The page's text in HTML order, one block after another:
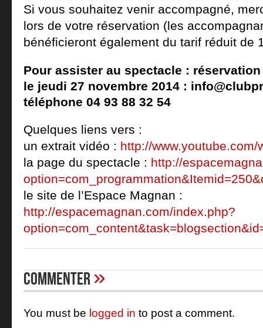
Si vous souhaitez venir accompagné,
lors de votre réservation (les
bénéficieront également du tarif réduit de
Pour assister au spectacle :
le jeudi 27 novembre 2014 :
téléphone 04 93 88 32 54
Quelques liens vers :
un extrait vidéo : http://
la page du spectacle : http://
le site de l’Espace Magnan :
http://espacemagnan.com/index.php?
Commenter»
You must be logged in to post a comment.